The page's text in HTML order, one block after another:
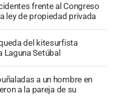
frente al Congreso
ley de propiedad privada
del kitesurfista
Laguna Setúbal
a un hombre en
a la pareja de su